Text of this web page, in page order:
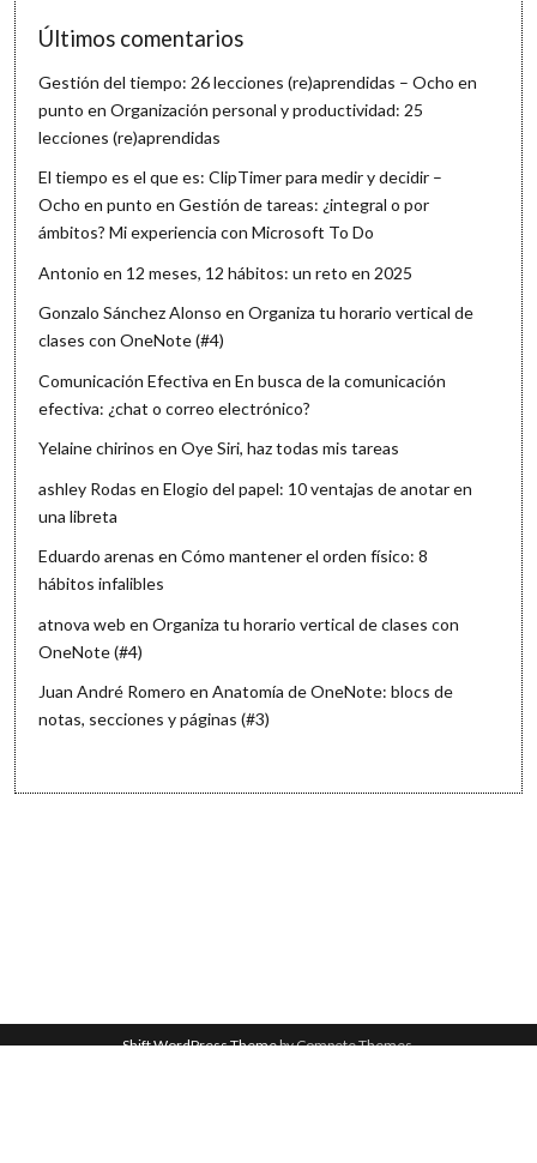
Últimos comentarios
Gestión del tiempo: 26 lecciones (re)aprendidas – Ocho en
punto enOrganización personal y productividad: 25
lecciones (re)aprendidas
El tiempo es el que es: ClipTimer para medir y decidir –
Ocho en punto enGestión de tareas: ¿integral o por
ámbitos? Mi experiencia con Microsoft To Do
Antonio en 12 meses, 12 hábitos: un reto en 2025
Gonzalo Sánchez Alonso enOrganiza tu horario vertical de
clases con OneNote (#4)
Comunicación Efectiva enEn busca de la comunicación
efectiva: ¿chat o correo electrónico?
Yelaine chirinos enOye Siri, haz todas mis tareas
ashley Rodas enElogio del papel: 10 ventajas de anotar en
una libreta
Eduardo arenas enCómo mantener el orden físico: 8
hábitos infalibles
atnova web enOrganiza tu horario vertical de clases con
OneNote (#4)
Juan André Romero enAnatomía de OneNote: blocs de
notas, secciones y páginas (#3)
Shift WordPress Themeby Compete Themes.